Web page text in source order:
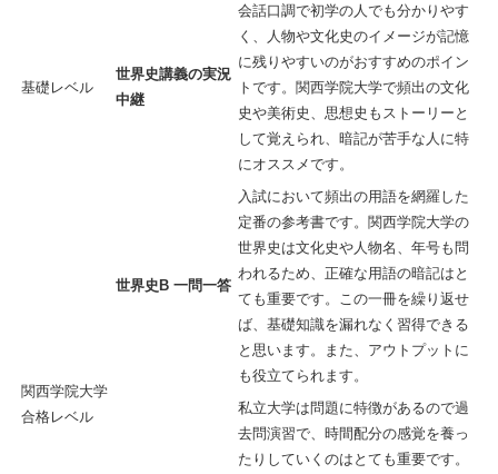
基礎レベル
世界史講義の実況
中継
会話口調で初学の人でも分かりやす
く、人物や文化史のイメージが記憶
に残りやすいのがおすすめのポイン
トです。関西学院大学で頻出の文化
史や美術史、思想史もストーリーと
して覚えられ、暗記が苦手な人に特
にオススメです。
関西学院大学
合格レベル
世界史B 一問一答
入試において頻出の用語を網羅した
定番の参考書です。関西学院大学の
世界史は文化史や人物名、年号も問
われるため、正確な用語の暗記はと
ても重要です。この一冊を繰り返せ
ば、基礎知識を漏れなく習得できる
と思います。また、アウトプットに
も役立てられます。
私立大学は問題に特徴があるので過
去問演習で、時間配分の感覚を養っ
たりしていくのはとても重要です。